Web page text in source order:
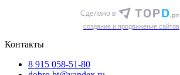
Сделано в
cоздание и продвижение сайтов
Контакты
8 915 058-51-80